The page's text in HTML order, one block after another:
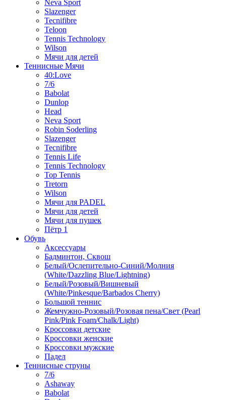
Neva Sport
Slazenger
Tecnifibre
Teloon
Tennis Technology
Wilson
Мячи для детей
Теннисные Мячи
40:Love
7/6
Babolat
Dunlop
Head
Neva Sport
Robin Soderling
Slazenger
Tecnifibre
Tennis Life
Tennis Technology
Top Tennis
Tretorn
Wilson
Мячи для PADEL
Мячи для детей
Мячи для пушек
Пётр 1
Обувь
Аксессуары
Бадминтон, Сквош
Белый/Ослепительно-Синий/Молния
(White/Dazzling Blue/Lightning)
Белый/Розовый/Вишневый
(White/Pinkesque/Barbados Cherry)
Большой теннис
Жемчужно-Розовый/Розовая пена/Свет (Pearl
Pink/Pink Foam/Chalk/Light)
Кроссовки детские
Кроссовки женские
Кроссовки мужские
Падел
Теннисные струны
7/6
Ashaway
Babolat